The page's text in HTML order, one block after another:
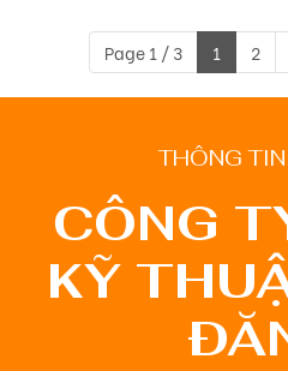
Page 1 / 3 1 2
THÔNG
CÔNG
KỸ